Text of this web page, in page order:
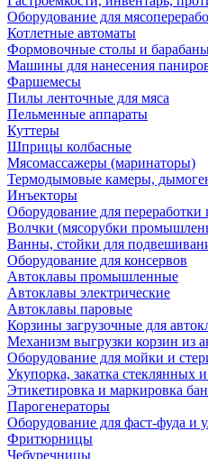
Оборудование для
Котлетные автоматы
Формовочные столы и
Машины для нанесения
Фаршемесы
Пилы ленточные для мяса
Пельменные аппараты
Куттеры
Шприцы колбасные
Мясомассажеры (маринаторы)
Термодымовые камеры,
Инъекторы
Оборудование для
Волчки (мясорубки
Ванны, стойки для
Оборудование для консервов
Автоклавы промышленные
Автоклавы электрические
Автоклавы паровые
Корзины загрузочные для
Механизм выгрузки корзин из
Оборудование для мойки и
Укупорка, закатка стеклянных
Этикетировка и маркировка
Парогенераторы
Оборудование для фаст-фуда и
Фритюрницы
Чебуречницы